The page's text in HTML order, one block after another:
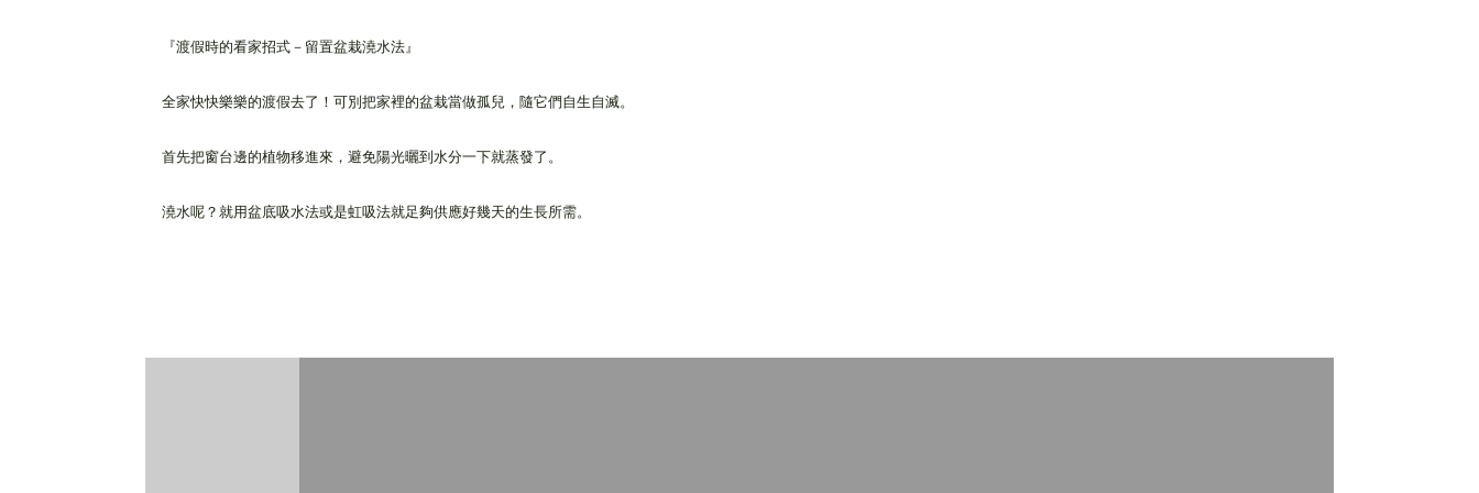
『渡假時的看家招式－留置盆栽澆水法』
全家快快樂樂的渡假去了！可別把家裡的盆栽當做孤兒，隨它們自生自滅。
首先把窗台邊的植物移進來，避免陽光曬到水分一下就蒸發了。
澆水呢？就用盆底吸水法或是虹吸法就足夠供應好幾天的生長所需。